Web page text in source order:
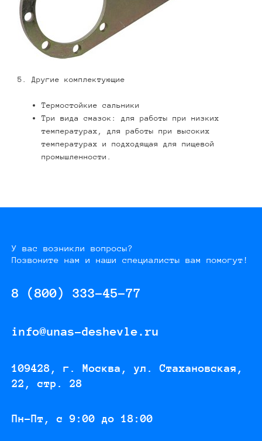
5. Другие комплектующие
Термостойкие сальники
Три вида смазок: для работы при низких
температурах, для работы при высоких
температурах и подходящая для пищевой
промышленности.
У вас возникли вопросы?
Позвоните нам и наши специалисты вам помогут!
8 (800) 333-45-77
info@unas-deshevle.ru
109428, г. Москва, ул. Стахановская,
22, стр. 28
Пн-Пт, с 9:00 до 18:00